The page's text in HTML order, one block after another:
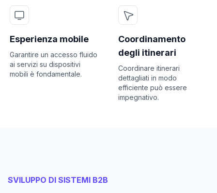
Esperienza mobile
Garantire un accesso fluido
ai servizi su dispositivi
mobili è fondamentale.
Coordinamento
degli itinerari
Coordinare itinerari
dettagliati in modo
efficiente può essere
impegnativo.
SVILUPPO DI SISTEMI B2B